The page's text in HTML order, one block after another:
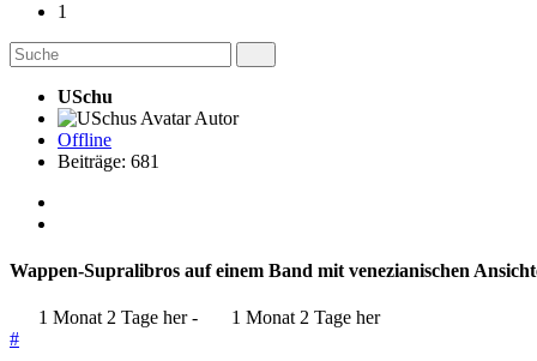
1
USchu
Autor
Offline
Beiträge: 681
Wappen-Supralibros auf einem Band mit venezianischen
1 Monat 2 Tage her-
1 Monat 2 Tage her
#